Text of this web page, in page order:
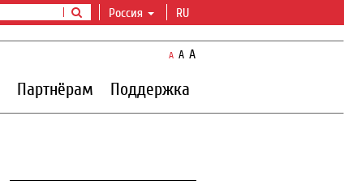
Россия RU
A A A
Партнёрам Поддержка